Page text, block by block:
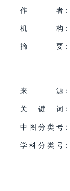
作 者：
机
构：
摘
要：
来
源：
关
键 词：
中 图 分 类 号：
学 科 分 类 号：